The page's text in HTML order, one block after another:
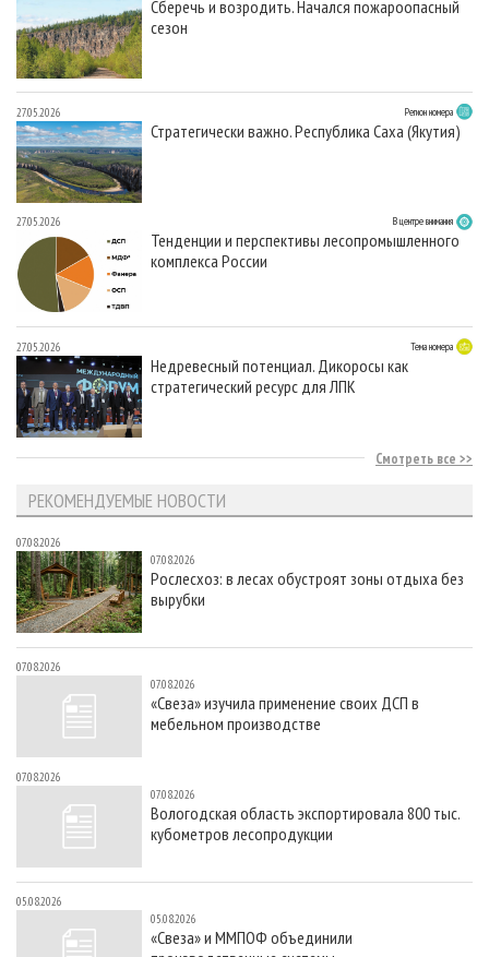
Сберечь и возродить. Начался пожароопасный
сезон
27.05.2026 Регион номера
Стратегически важно. Республика Саха (Якутия)
27.05.2026 В центре внимания
Тенденции и перспективы лесопромышленного
комплекса России
27.05.2026 Тема номера
Недревесный потенциал. Дикоросы как
стратегический ресурс для ЛПК
Смотреть все
РЕКОМЕНДУЕМЫЕ НОВОСТИ
07.08.2026
07.08.2026
Рослесхоз: в лесах обустроят зоны отдыха без
вырубки
07.08.2026
07.08.2026
«Свеза» изучила применение своих ДСП в
мебельном производстве
07.08.2026
07.08.2026
Вологодская область экспортировала 800 тыс.
кубометров лесопродукции
05.08.2026
05.08.2026
«Свеза» и ММПОФ объединили